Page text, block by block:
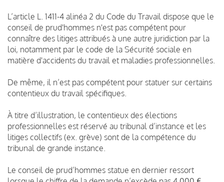
L’article L. 1411-4 alinéa 2 du Code du Travail dispose que le
conseil de prud'hommes n'est pas compétent pour
connaître des litiges attribués à une autre juridiction par la
loi, notamment par le code de la Sécurité sociale en
matière d'accidents du travail et maladies professionnelles.
De même, il n’est pas compétent pour statuer sur certains
contentieux du travail spécifiques.
À titre d’illustration, le contentieux des élections
professionnelles est réservé au tribunal d’instance et les
litiges collectifs (ex. grève) sont de la compétence du
tribunal de grande instance.
Le conseil de prud’hommes statue en dernier ressort